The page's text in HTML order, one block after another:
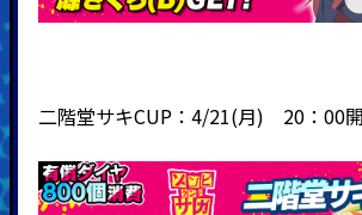
二階堂サキCUP：4/21(月) 20：00